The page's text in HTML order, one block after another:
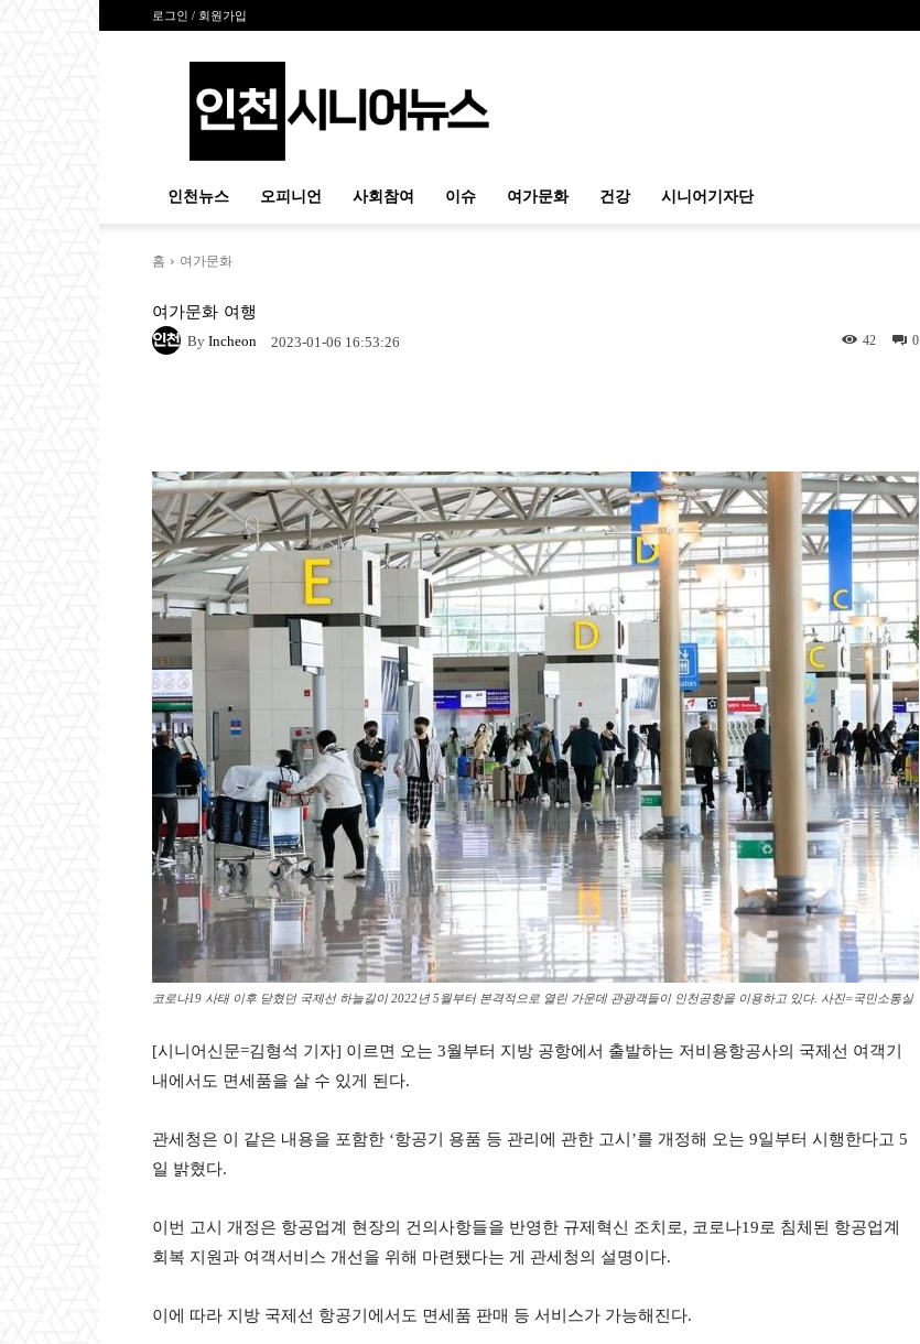
로그인 / 회원가입
시
인천뉴스 오피니언 사회참여 이슈 여가문화 건강 시니어기자단
홈 여가문화
여가문화 여행
By Incheon 2023-01-06 16:53:26 0
42
코로나19 사태 이후 닫혔던 국제선 하늘길이 2022년 5월부터 본격적으로 열린 가운데 관광객들이 인천공항을 이용하고 있다. 사진=국민소통실
[시니어신문=김형석 기자] 이르면 오는 3월부터 지방 공항에서 출발하는 저비용항공사의 국제선 여객기
내에서도 면세품을 살 수 있게 된다.
관세청은 이 같은 내용을 포함한 ‘항공기 용품 등 관리에 관한 고시’를 개정해 오는 9일부터 시행한다고 5
일 밝혔다.
이번 고시 개정은 항공업계 현장의 건의사항들을 반영한 규제혁신 조치로, 코로나19로 침체된 항공업계
회복 지원과 여객서비스 개선을 위해 마련됐다는 게 관세청의 설명이다.
이에 따라 지방 국제선 항공기에서도 면세품 판매 등 서비스가 가능해진다.